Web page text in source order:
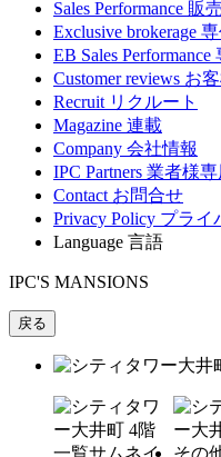
Sales Performance 販
Exclusive brokerage
EB Sales Performance
Customer reviews お
Recruit リクルート
Magazine 連載
Company 会社情報
IPC Partners 業者様
Contact お問合せ
Privacy Policy プライ
Language 言語
IPC'S MANSIONS
戻る